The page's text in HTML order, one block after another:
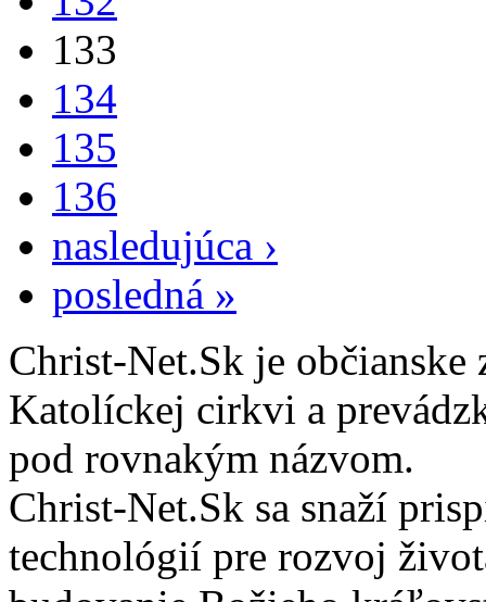
133
134
135
136
nasledujúca ›
posledná »
Christ-Net.Sk je
Katolíckej cirkvi a
pod rovnakým názvom.
Christ-Net.Sk sa snaží
technológií pre rozvoj